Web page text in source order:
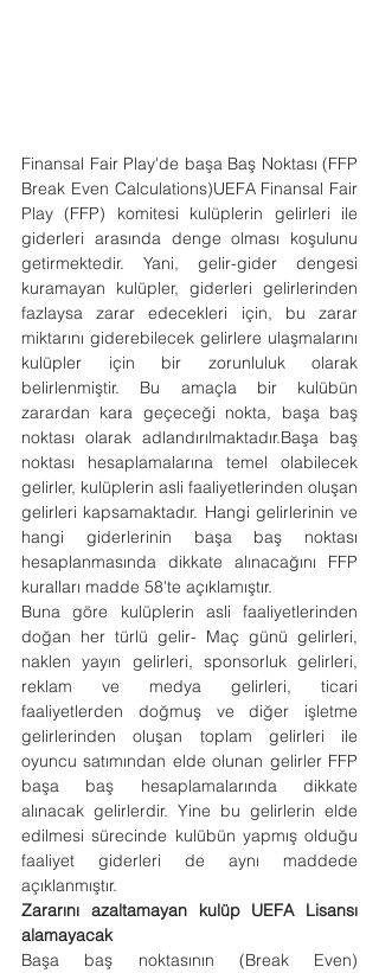
Finansal Fair Play'de başa Baş Noktası (FFP
Break Even Calculations)UEFA Finansal Fair
Play (FFP) komitesi kulüplerin gelirleri ile
giderleri arasında denge olması koşulunu
getirmektedir. Yani, gelir-gider dengesi
kuramayan kulüpler, giderleri gelirlerinden
fazlaysa zarar edecekleri için, bu zarar
miktarını giderebilecek gelirlere ulaşmalarını
kulüpler için bir zorunluluk olarak
belirlenmiştir. Bu amaçla bir kulübün
zarardan kara geçeceği nokta, başa baş
noktası olarak adlandırılmaktadır.Başa baş
noktası hesaplamalarına temel olabilecek
gelirler, kulüplerin asli faaliyetlerinden oluşan
gelirleri kapsamaktadır. Hangi gelirlerinin ve
hangi giderlerinin başa baş noktası
hesaplanmasında dikkate alınacağını FFP
kuralları madde 58'te açıklamıştır.
Buna göre kulüplerin asli faaliyetlerinden
doğan her türlü gelir- Maç günü gelirleri,
naklen yayın gelirleri, sponsorluk gelirleri,
reklam ve medya gelirleri, ticari
faaliyetlerden doğmuş ve diğer işletme
gelirlerinden oluşan toplam gelirleri ile
oyuncu satımından elde olunan gelirler FFP
başa baş hesaplamalarında dikkate
alınacak gelirlerdir. Yine bu gelirlerin elde
edilmesi sürecinde kulübün yapmış olduğu
faaliyet giderleri de aynı maddede
açıklanmıştır.
Zararını azaltamayan kulüp UEFA Lisansı
alamayacak
Başa baş noktasının (Break Even)